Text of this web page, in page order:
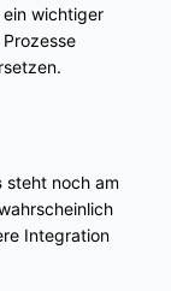
wichtiger
steht noch am
Integration